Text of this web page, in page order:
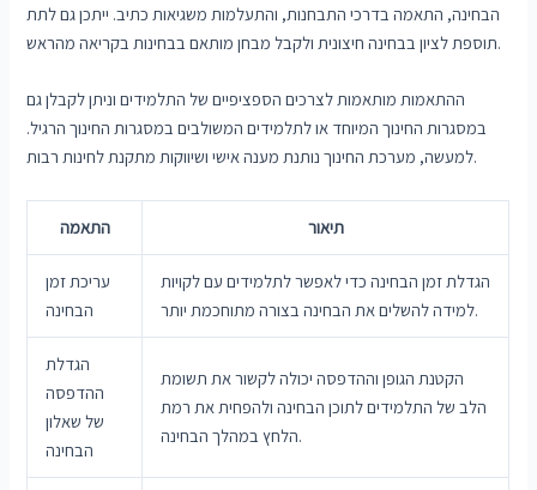
הבחינה, התאמה בדרכי התבחנות, והתעלמות משגיאות כתיב. ייתכן גם לתת
תוספת לציון בבחינה חיצונית ולקבל מבחן מותאם בבחינות בקריאה מהראש.
ההתאמות מותאמות לצרכים הספציפיים של התלמידים וניתן לקבלן גם
במסגרות החינוך המיוחד או לתלמידים המשולבים במסגרות החינוך הרגיל.
למעשה, מערכת החינוך נותנת מענה אישי ושיווקות מתקנת לחינות רבות.
התאמה תיאור
עריכת זמן
הבחינה
הגדלת זמן הבחינה כדי לאפשר לתלמידים עם לקויות
למידה להשלים את הבחינה בצורה מתוחכמת יותר.
הגדלת
ההדפסה
של שאלון
הבחינה
הקטנת הגופן וההדפסה יכולה לקשור את תשומת
הלב של התלמידים לתוכן הבחינה ולהפחית את רמת
הלחץ במהלך הבחינה.